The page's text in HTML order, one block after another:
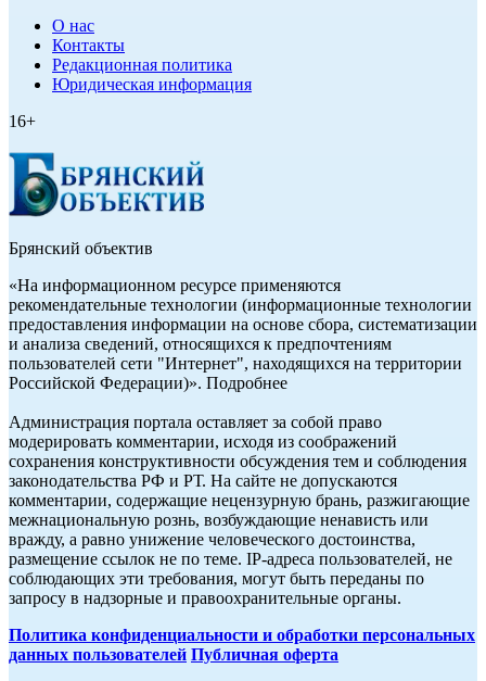
О нас
Контакты
Редакционная политика
Юридическая информация
16+
Брянский объектив
«На информационном ресурсе применяются
рекомендательные технологии (информационные технологии
предоставления информации на основе сбора, систематизации
и анализа сведений, относящихся к предпочтениям
пользователей сети "Интернет", находящихся на территории
Российской Федерации)». Подробнее
Администрация портала оставляет за собой право
модерировать комментарии, исходя из соображений
сохранения конструктивности обсуждения тем и соблюдения
законодательства РФ и РТ. На сайте не допускаются
комментарии, содержащие нецензурную брань, разжигающие
межнациональную рознь, возбуждающие ненависть или
вражду, а равно унижение человеческого достоинства,
размещение ссылок не по теме. IP-адреса пользователей, не
соблюдающих эти требования, могут быть переданы по
запросу в надзорные и правоохранительные органы.
Политика конфиденциальности и обработки персональных
данных пользователей Публичная оферта